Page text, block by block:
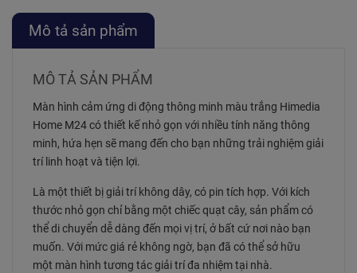
Mô tả sản phẩm
MÔ TẢ SẢN PHẨM
Màn hình cảm ứng di động thông minh màu trắng Himedia
Home M24 có thiết kế nhỏ gọn với nhiều tính năng thông
minh, hứa hẹn sẽ mang đến cho bạn những trải nghiệm giải
trí linh hoạt và tiện lợi.
Là một thiết bị giải trí không dây, có pin tích hợp. Với kích
thước nhỏ gọn chỉ bằng một chiếc quạt cây, sản phẩm có
thể di chuyển dễ dàng đến mọi vị trí, ở bất cứ nơi nào bạn
muốn. Với mức giá rẻ không ngờ, bạn đã có thể sở hữu
một màn hình tương tác giải trí đa nhiệm tại nhà.